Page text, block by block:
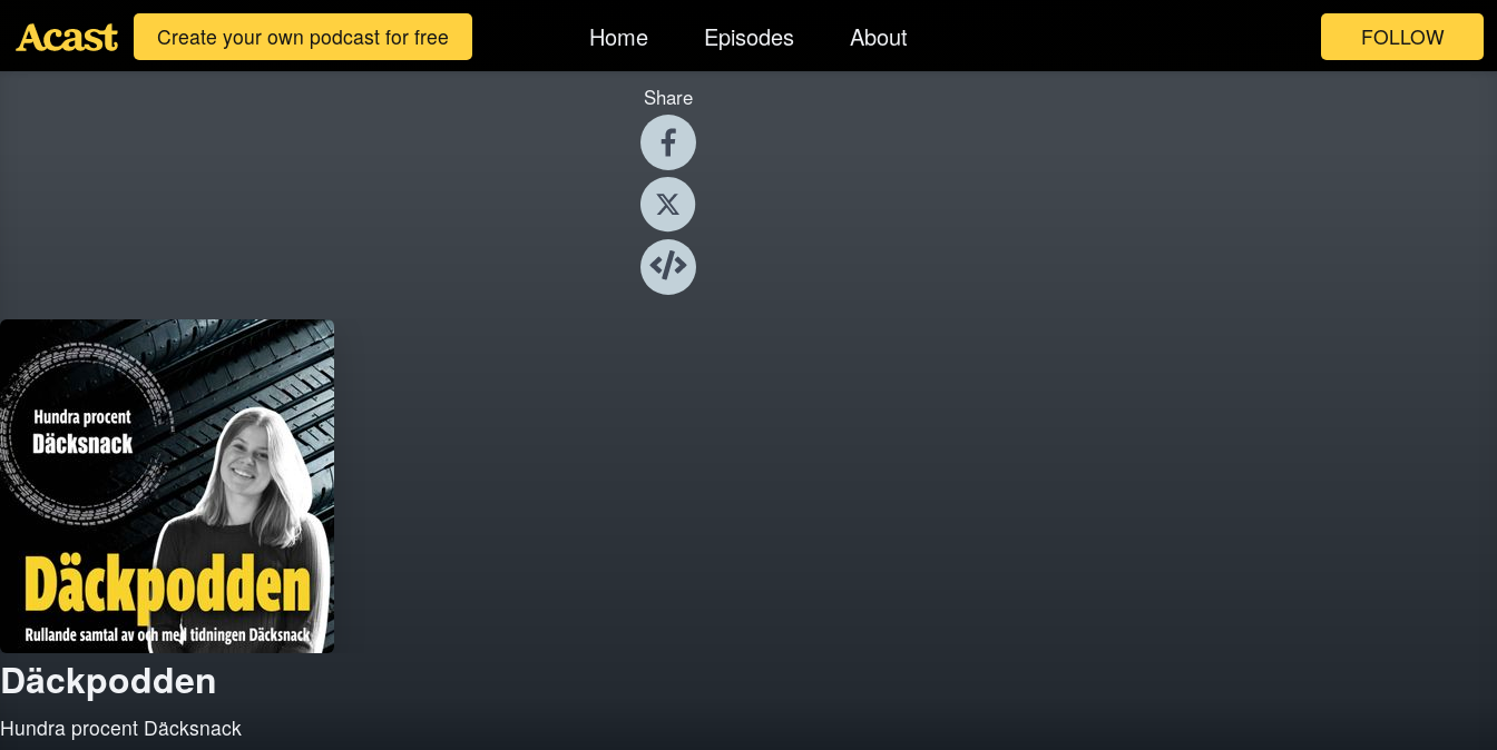
Create your own podcast for free Home Episodes About FOLLOW
Share
Däckpodden
Hundra procent Däcksnack